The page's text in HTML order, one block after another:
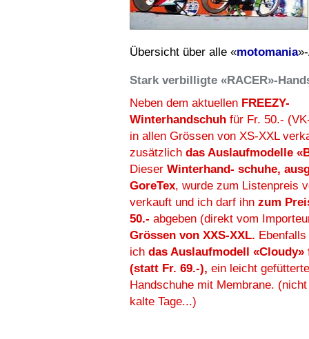
Übersicht über alle «motomania
Stark verbilligte «RACER»-
Neben dem aktuellen FREEZY-
Winterhandschuh für Fr. 50.-
in allen Grössen von XS-XXL
zusätzlich das Auslaufmodelle
Dieser Winterhand- schuhe,
GoreTex, wurde zum Listenpreis
verkauft und ich darf ihn zum
50.- abgeben (direkt vom
Grössen von XXS-XXL.
ich das Auslaufmodell «Cloudy»
(statt Fr. 69.-), ein leicht
Handschuhe mit Membrane.
kalte Tage...)